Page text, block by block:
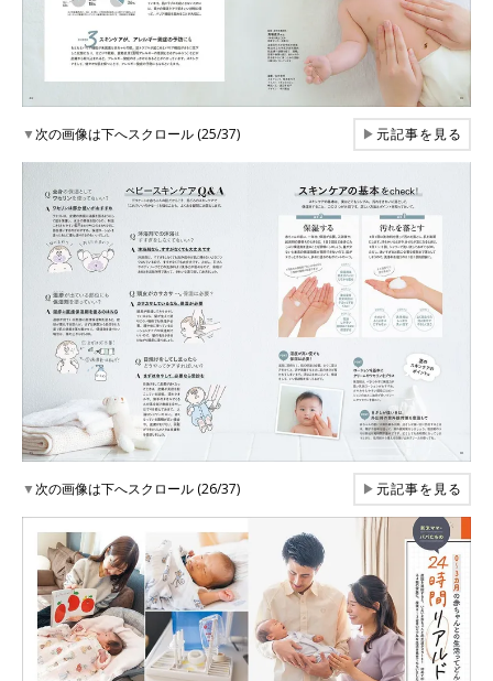
▼次の画像は下へスクロール (25/37) ▶元記事を見る
▼次の画像は下へスクロール (26/37) ▶元記事を見る